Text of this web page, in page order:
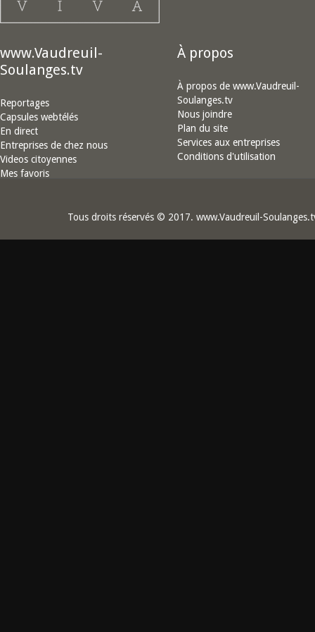
www.Vaudreuil-
Soulanges.tv
Reportages
Capsules webtélés
En direct
Entreprises de chez nous
Videos citoyennes
Mes favoris
À propos
À propos de www.Vaudreuil-
Soulanges.tv
Nous joindre
Plan du site
Services aux entreprises
Conditions d'utilisation
Tous droits réservés © 2017. www.Vaudreuil-